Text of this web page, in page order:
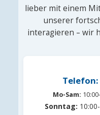
lieber mit einem
unserer
interagieren – wir
Telefon:
Mo-Sam:
Sonntag: